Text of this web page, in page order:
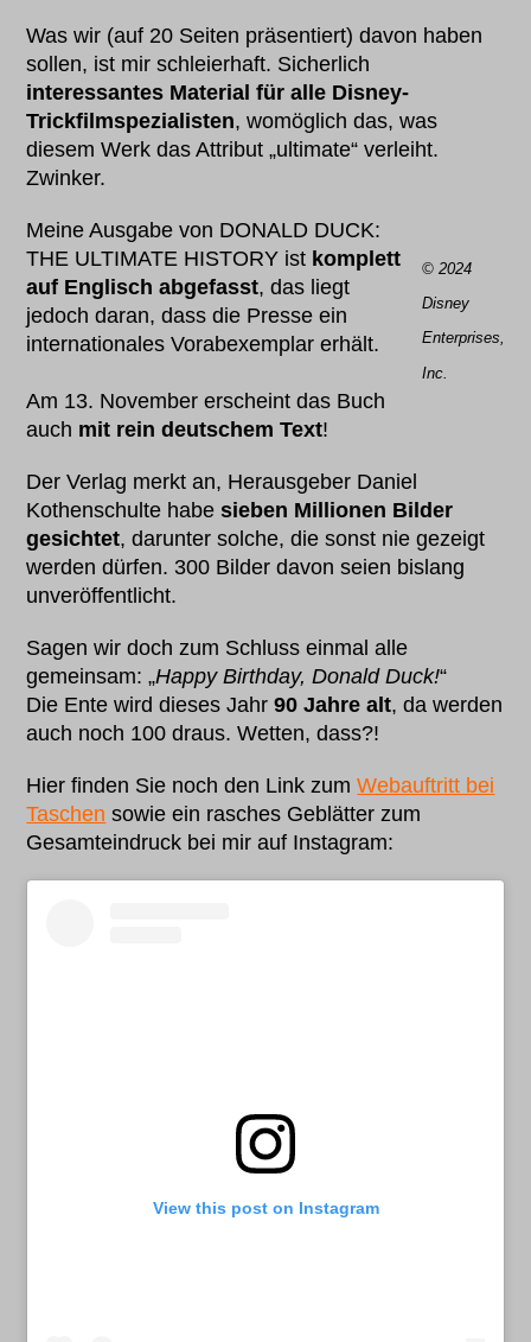
Was wir (auf 20 Seiten präsentiert) davon haben
sollen, ist mir schleierhaft. Sicherlich
interessantes Material für alle Disney-
Trickfilmspezialisten, womöglich das, was
diesem Werk das Attribut „ultimate“ verleiht.
Zwinker.
© 2024
Disney
Enterprises,
Inc.
Meine Ausgabe von DONALD DUCK:
THE ULTIMATE HISTORY ist komplett
auf Englisch abgefasst, das liegt
jedoch daran, dass die Presse ein
internationales Vorabexemplar erhält.
Am 13. November erscheint das Buch
auch mit rein deutschem Text!
Der Verlag merkt an, Herausgeber Daniel
Kothenschulte habesieben Millionen Bilder
gesichtet, darunter solche, die sonst nie gezeigt
werden dürfen. 300 Bilder davon seien bislang
unveröffentlicht.
Sagen wir doch zum Schluss einmal alle
gemeinsam: „Happy Birthday, Donald Duck!“
Die Ente wird dieses Jahr90 Jahre alt, da werden
auch noch 100 draus. Wetten, dass?!
Hier finden Sie noch den Link zumWebauftritt bei
Taschen sowie ein rasches Geblätter zum
Gesamteindruck bei mir auf Instagram:
View this post on Instagram